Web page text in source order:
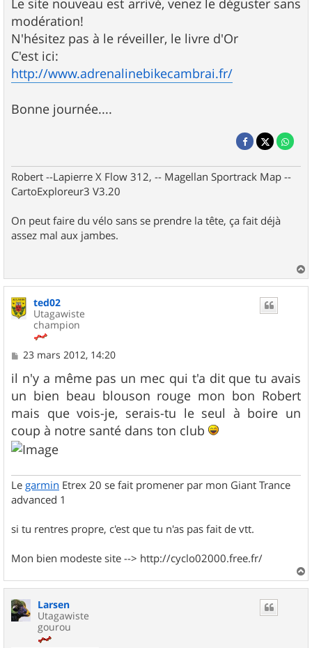
e
Le site nouveau est arrivé, venez le déguster sans
modération!
N'hésitez pas à le réveiller, le livre d'Or
C'est ici:
http://www.adrenalinebikecambrai.fr/
Bonne journée....
Robert --Lapierre X Flow 312, -- Magellan Sportrack Map --
CartoExploreur3 V3.20
On peut faire du vélo sans se prendre la tête, ça fait déjà
assez mal aux jambes.
a
u
ted02
Utagawiste
champion
M
s
s
a
g
e
23 mars 2012, 14:20
il n'y a même pas un mec qui t'a dit que tu avais
un bien beau blouson rouge mon bon Robert
mais que vois-je, serais-tu le seul à boire un
coup à notre santé dans ton club
Le garmin Etrex 20 se fait promener par mon Giant Trance
advanced 1
si tu rentres propre, c'est que tu n'as pas fait de vtt.
Mon bien modeste site --> http://cyclo02000.free.fr/
a
Larsen
Utagawiste
gourou